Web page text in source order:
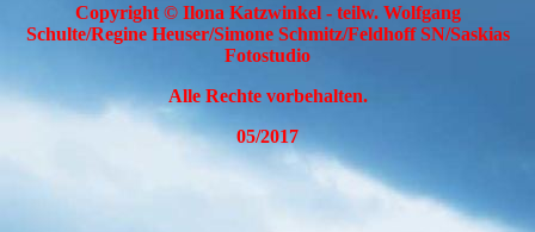
Copyright © Ilona Katzwinkel - teilw. Wolfgang
Schulte/Regine Heuser/Simone Schmitz/Feldhoff SN/Saskias
Fotostudio
Alle Rechte vorbehalten.
05/2017